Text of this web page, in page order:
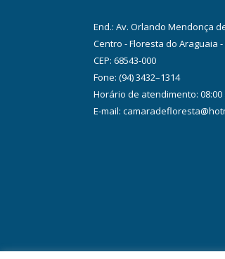
End.: Av. Orlando Mendonça
Centro - Floresta do Araguaia -
CEP: 68543-000
Fone: (94) 3432–1314
Horário de atendimento: 08:00
E-mail: